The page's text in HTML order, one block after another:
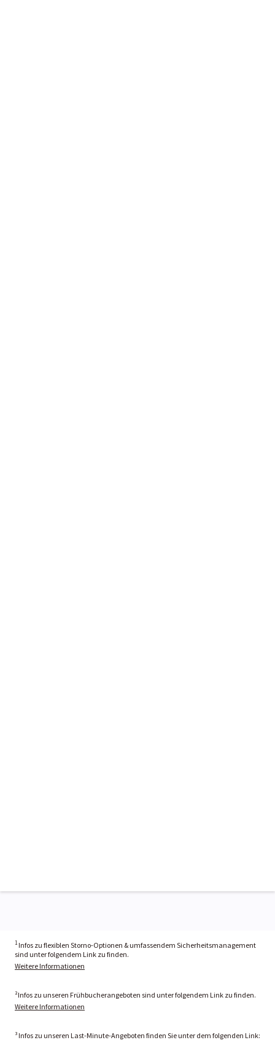
1 Infos zu flexiblen Storno-Optionen & umfassendem Sicherheitsmanagement
sind unter folgendem Link zu finden.
Weitere Informationen
²Infos zu unseren Frühbucherangeboten sind unter folgendem Link zu finden.
Weitere Informationen
³ Infos zu unseren Last-Minute-Angeboten finden Sie unter dem folgenden Link: